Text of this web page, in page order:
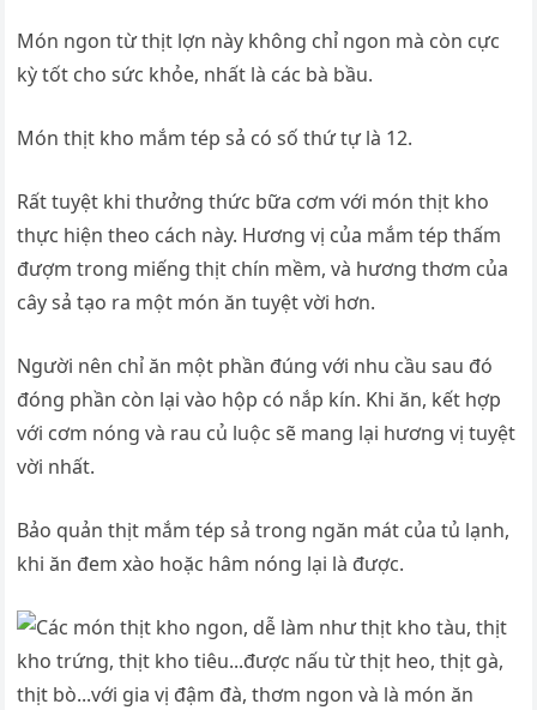
Món ngon từ thịt lợn này không chỉ ngon mà còn cực
kỳ tốt cho sức khỏe, nhất là các bà bầu.
Món thịt kho mắm tép sả có số thứ tự là 12.
Rất tuyệt khi thưởng thức bữa cơm với món thịt kho
thực hiện theo cách này. Hương vị của mắm tép thấm
đượm trong miếng thịt chín mềm, và hương thơm của
cây sả tạo ra một món ăn tuyệt vời hơn.
Người nên chỉ ăn một phần đúng với nhu cầu sau đó
đóng phần còn lại vào hộp có nắp kín. Khi ăn, kết hợp
với cơm nóng và rau củ luộc sẽ mang lại hương vị tuyệt
vời nhất.
Bảo quản thịt mắm tép sả trong ngăn mát của tủ lạnh,
khi ăn đem xào hoặc hâm nóng lại là được.